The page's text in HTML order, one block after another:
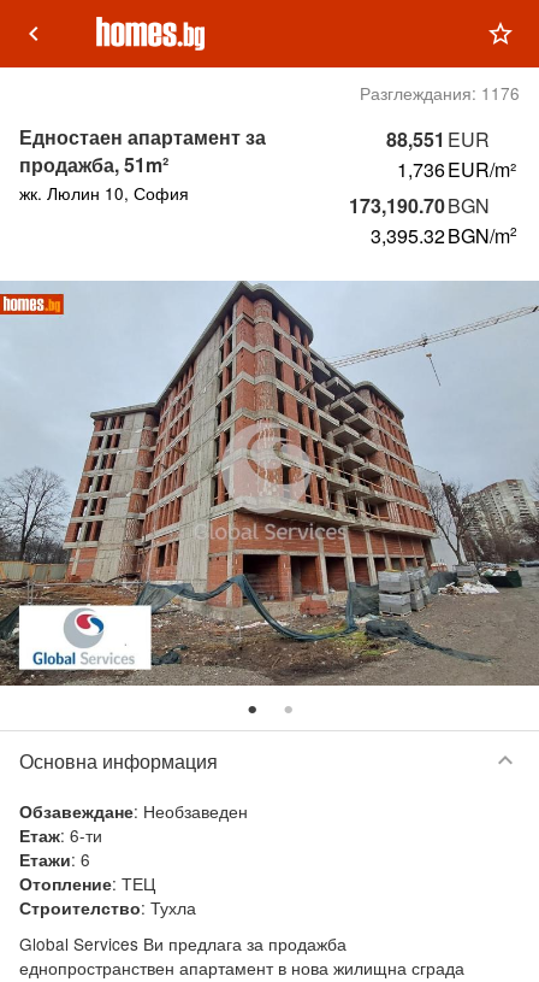
keyboard_arrow_left star_outline
Разглеждания: 1176
88,551 EUR
1,736EUR/m²
173,190.70BGN
3,395.32BGN/m2
Едностаен апартамент за
продажба, 51m²
жк. Люлин 10, София
Основна информация keyboard_arrow_down
Обзавеждане: Необзаведен
Етаж: 6-ти
Етажи: 6
Отопление: ТЕЦ
Строителство: Тухла
Global Services Ви предлага за продажба
еднопространствен апартамент в нова жилищна сграда